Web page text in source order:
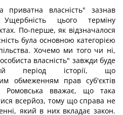
приватна власність" зазнав
цього терміну
По-перше, як відзначалося
була основною категорією
Хочемо ми того чи ні,
власність" завжди буде
період історії, що
обмеженням прав суб'єктів
Ромовська вважає, що така
всерйоз, тому що справа не
який в них вкладає закон.